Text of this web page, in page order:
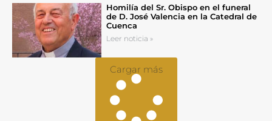
Homilía del Sr. Obispo en el funeral
de D. José Valencia en la Catedral de
Cuenca
Leer noticia »
Cargar más